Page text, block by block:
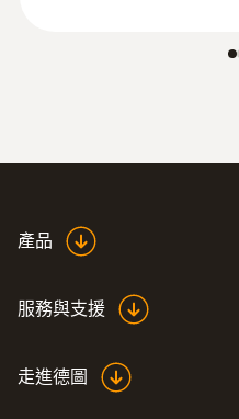
產品
服務與支援
走進德圖